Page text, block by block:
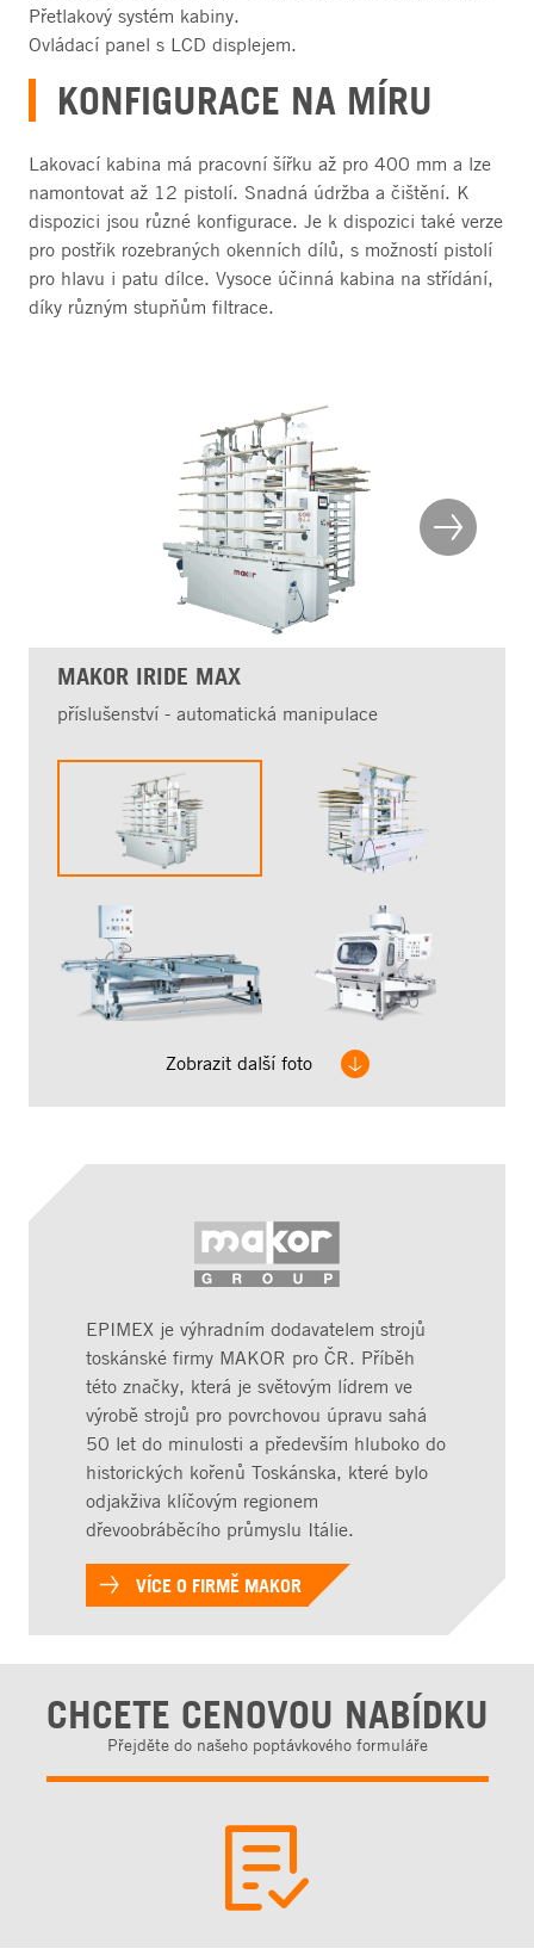
Přetlakový systém kabiny.
Ovládací panel s LCD displejem.
KONFIGURACE NA MÍRU
Lakovací kabina má pracovní šířku až pro 400 mm a lze
namontovat až 12 pistolí. Snadná údržba a čištění. K
dispozici jsou různé konfigurace. Je k dispozici také verze
pro postřik rozebraných okenních dílů, s možností pistolí
pro hlavu i patu dílce. Vysoce účinná kabina na střídání,
díky různým stupňům filtrace.
MAKOR IRIDE MAX
příslušenství - automatická manipulace
Zobrazit další foto
EPIMEX je výhradním dodavatelem strojů
toskánské firmy MAKOR pro ČR. Příběh
této značky, která je světovým lídrem ve
výrobě strojů pro povrchovou úpravu sahá
50 let do minulosti a především hluboko do
historických kořenů Toskánska, které bylo
odjakživa klíčovým regionem
dřevoobráběcího průmyslu Itálie.
VÍCE O FIRMĚ MAKOR
CHCETE CENOVOU NABÍDKU
Přejděte do našeho poptávkového formuláře